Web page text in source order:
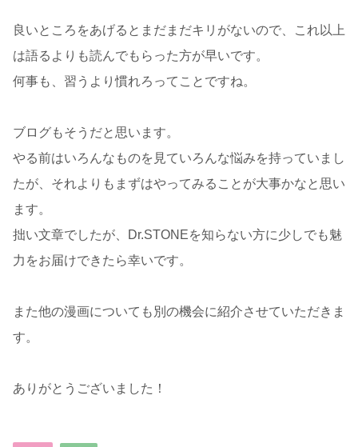
良いところをあげるとまだまだキリがないので、これ以上
は語るよりも読んでもらった方が早いです。
何事も、習うより慣れろってことですね。
ブログもそうだと思います。
やる前はいろんなものを見ていろんな悩みを持っていまし
たが、それよりもまずはやってみることが大事かなと思い
ます。
拙い文章でしたが、Dr.STONEを知らない方に少しでも魅
力をお届けできたら幸いです。
また他の漫画についても別の機会に紹介させていただきま
す。
ありがとうございました！